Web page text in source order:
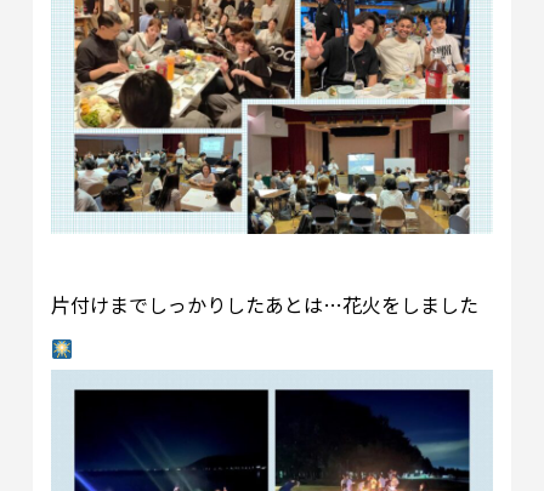
片付けまでしっかりしたあとは…花火をしました